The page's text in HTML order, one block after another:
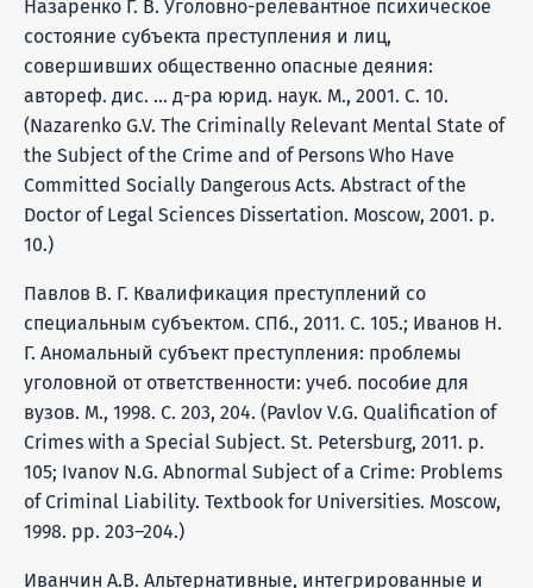
Назаренко Г. В. Уголовно-релевантное психическое
состояние субъекта преступления и лиц,
совершивших общественно опасные деяния:
автореф. дис. … д-ра юрид. наук. М., 2001. С. 10.
(Nazarenko G.V. The Criminally Relevant Mental State of
the Subject of the Crime and of Persons Who Have
Committed Socially Dangerous Acts. Abstract of the
Doctor of Legal Sciences Dissertation. Moscow, 2001. p.
10.)
Павлов В. Г. Квалификация преступлений со
специальным субъектом. СПб., 2011. С. 105.; Иванов Н.
Г. Аномальный субъект преступления: проблемы
уголовной от ответственности: учеб. пособие для
вузов. М., 1998. С. 203, 204. (Pavlov V.G. Qualification of
Crimes with a Special Subject. St. Petersburg, 2011. p.
105; Ivanov N.G. Abnormal Subject of a Crime: Problems
of Criminal Liability. Textbook for Universities. Moscow,
1998. pp. 203–204.)
Иванчин А.В. Альтернативные, интегрированные и